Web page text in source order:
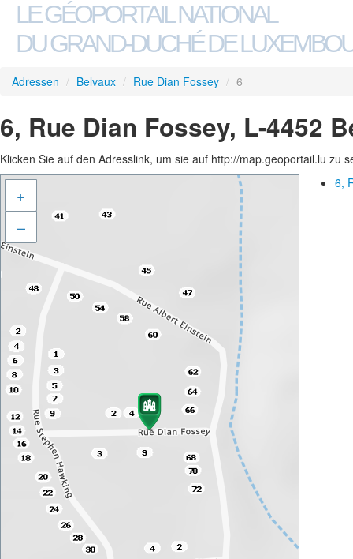
LE GÉOPORTAIL NATIONAL
DU GRAND-DUCHÉ DE
Adressen / Belvaux / Rue Dian Fossey / 6
6, Rue Dian Fossey, L-4452
Klicken Sie auf den Adresslink, um sie auf http://map.geoportail.lu zu
+
–
6,